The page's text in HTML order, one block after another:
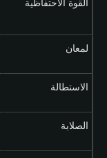
القوة الاحتفاظية
لمعان
الاستطالة
الصلابة